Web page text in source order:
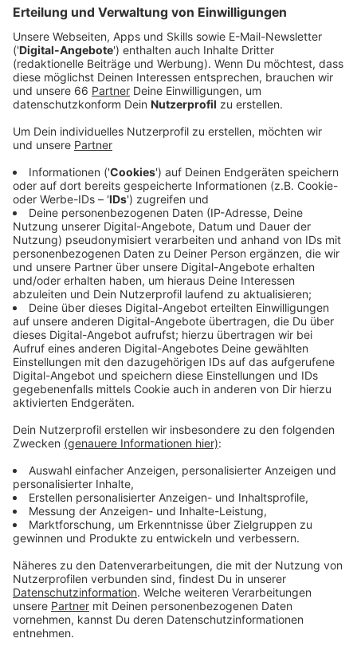
Anzeige
Comic-, Manga- und Cosplay-Fans aufgepasst: Die
CMCDüsseldorf macht am Samstag Halt in der Mensa
der Dieter-Forte-Gesamtschule in Eller. Von 11 bis 18
Uhr könnt ihr da über 90 Künstlerinnen und Künstler
treffen. Es gibt jede Menge Comics, Manga,
Merchandise und besondere Sammlerstücke. Mit
dabei sind auch die Synchronsprecher Yan Rütten und
Bojan Havic, die für spannende Fan-Aktionen sorgen.
Der Eintritt kostet 7 Euro, Kinder bis 10 Jahre haben in
Begleitung ihrer Eltern freien Eintritt.
Anzeige
Gottfried Schultz Mittsommer-Renntag
Anzeige
erwartet euch in Düsseldorf ein ganzer Tag voller
Action: Einlass ist ab 14 Uhr, bevor ab 15:30 Uhr sieben
spannende Galopprennen starten. Dazu gibt’s ein
buntes Rahmenprogramm mit Kinderland und
Ponyreiten – perfekt für Familien und alle, die
Pferdesport lieben. Am Abend wird es dann laut, wenn
auftritt. Damit hört es aber noch nicht auf: ab 22 Uhr
läuft im Biergarten das WM-Spiel Deutschland gegen
die Elfenbeinküste. Tickets bekommt ihr ab 16 Euro im
Online-Shop von Düsseldorf Galopp.